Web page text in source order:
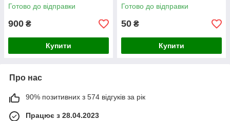
ципродинілу 750 г/кг
Готово до відправки
900 ₴
Купити
ципродинілу 750 г/кг
Готово до відправки
50 ₴
Купити
Про нас
90% позитивних з 574 відгуків за рік
Працює з 28.04.2023